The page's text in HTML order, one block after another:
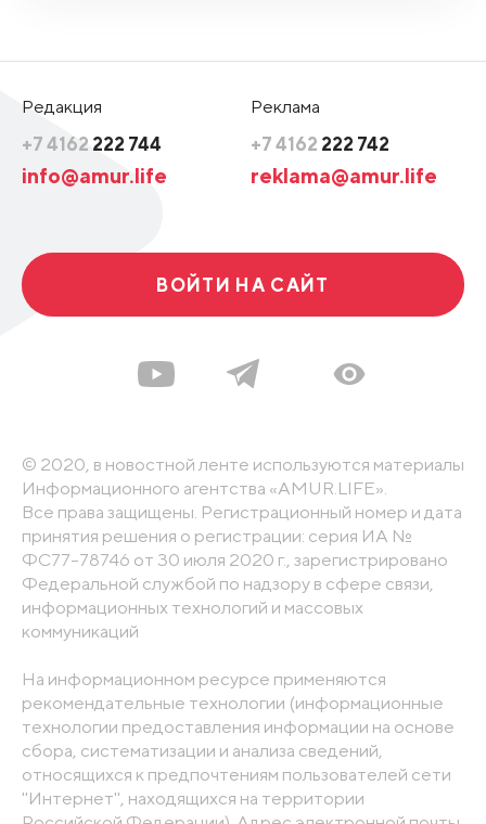
Редакция
+7 4162 222 744
info@amur.life
Реклама
+7 4162 222 742
reklama@amur.life
ВОЙТИ НА САЙТ
© 2020, в новостной ленте используются материалы
Информационного агентства «AMUR.LIFE».
Все права защищены. Регистрационный номер и дата
принятия решения о регистрации: серия ИА №
ФС77-78746 от 30 июля 2020 г., зарегистрировано
Федеральной службой по надзору в сфере связи,
информационных технологий и массовых
коммуникаций
На информационном ресурсе применяются
рекомендательные технологии (информационные
технологии предоставления информации на основе
сбора, систематизации и анализа сведений,
относящихся к предпочтениям пользователей сети
"Интернет", находящихся на территории